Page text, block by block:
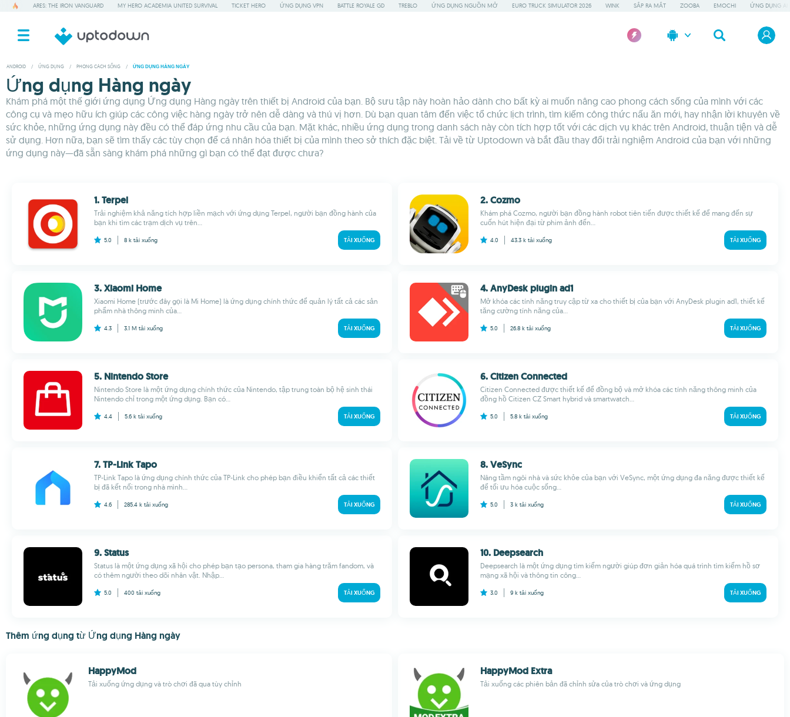
ARES: THE IRON VANGUARD MY HERO ACADEMIA UNITED SURVIVAL TICKET HERO ỨNG DỤNG VPN BATTLE ROYALE GD TREBLO ỨNG DỤNG NGUỒN MỞ EURO TRUCK SIMULATOR 2026 WINK SẮP RA MẮT ZOOBA EMOCHI ỨNG DỤNG AI
ANDROID / ỨNG DỤNG / PHONG CÁCH SỐNG / ỨNG DỤNG HÀNG NGÀY
Ứng dụng Hàng ngày
Khám phá một thế giới ứng dụng Ứng dụng Hàng ngày trên thiết bị Android của bạn. Bộ sưu tập này hoàn hảo dành cho bất kỳ ai muốn nâng cao phong cách sống của mình với các
công cụ và mẹo hữu ích giúp các công việc hàng ngày trở nên dễ dàng và thú vị hơn. Dù bạn quan tâm đến việc tổ chức lịch trình, tìm kiếm công thức nấu ăn mới, hay nhận lời khuyên về
sức khỏe, những ứng dụng này đều có thể đáp ứng nhu cầu của bạn. Mặt khác, nhiều ứng dụng trong danh sách này còn tích hợp tốt với các dịch vụ khác trên Android, thuận tiện và dễ
sử dụng. Hơn nữa, bạn sẽ tìm thấy các tùy chọn để cá nhân hóa thiết bị của mình theo sở thích đặc biệt. Tải về từ Uptodown và bắt đầu thay đổi trải nghiệm Android của bạn với những
ứng dụng này—đã sẵn sàng khám phá những gì bạn có thể đạt được chưa?
1. Terpel
Trải nghiệm khả năng tích hợp liền mạch với ứng dụng Terpel, người bạn đồng hành của
bạn khi tìm các trạm dịch vụ trên...
5.0 8 k tải xuống TẢI XUỐNG
2. Cozmo
Khám phá Cozmo, người bạn đồng hành robot tiên tiến được thiết kế để mang đến sự
cuốn hút hiện đại từ phim ảnh đến...
4.0 43.3 k tải xuống TẢI XUỐNG
3. Xiaomi Home
Xiaomi Home (trước đây gọi là Mi Home) là ứng dụng chính thức để quản lý tất cả các sản
phẩm nhà thông minh của...
4.3 3.1 M tải xuống TẢI XUỐNG
4. AnyDesk plugin ad1
Mở khóa các tính năng truy cập từ xa cho thiết bị của bạn với AnyDesk plugin ad1, thiết kế
tăng cường tính năng của...
5.0 26.8 k tải xuống TẢI XUỐNG
5. Nintendo Store
Nintendo Store là một ứng dụng chính thức của Nintendo, tập trung toàn bộ hệ sinh thái
Nintendo chỉ trong một ứng dụng. Bạn có...
4.4 5.6 k tải xuống TẢI XUỐNG
6. Citizen Connected
Citizen Connected được thiết kế để đồng bộ và mở khóa các tính năng thông minh của
đồng hồ Citizen CZ Smart hybrid và smartwatch...
5.0 5.8 k tải xuống TẢI XUỐNG
7. TP-Link Tapo
TP-Link Tapo là ứng dụng chính thức của TP-Link cho phép bạn điều khiển tất cả các thiết
bị đã kết nối trong nhà mình...
4.6 285.4 k tải xuống TẢI XUỐNG
8. VeSync
Nâng tầm ngôi nhà và sức khỏe của bạn với VeSync, một ứng dụng đa năng được thiết kế
để tối ưu hóa cuộc sống...
5.0 3 k tải xuống TẢI XUỐNG
9. Status
Status là một ứng dụng xã hội cho phép bạn tạo persona, tham gia hàng trăm fandom, và
có thêm người theo dõi nhân vật. Nhập...
5.0 400 tải xuống TẢI XUỐNG
10. Deepsearch
Deepsearch là một ứng dụng tìm kiếm người giúp đơn giản hóa quá trình tìm kiếm hồ sơ
mạng xã hội và thông tin công...
3.0 9 k tải xuống TẢI XUỐNG
Thêm ứng dụng từ Ứng dụng Hàng ngày
HappyMod
Tải xuống ứng dụng và trò chơi đã qua tùy chỉnh
HappyMod Extra
Tải xuống các phiên bản đã chỉnh sửa của trò chơi và ứng dụng